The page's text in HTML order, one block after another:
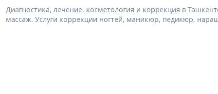
Диагностика, лечение, косметология и коррекция в
массаж. Услуги коррекции ногтей, маникюр, педикюр,